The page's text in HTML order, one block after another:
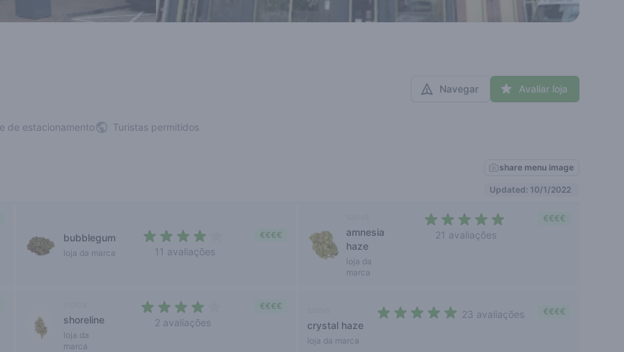
de estacionamento Turistas permitidos
Navegar Avaliar loja
share menu image
Updated: 10/1/2022
bubblegum
loja da marca 11 avaliações
€€€€
amnesia
haze
loja da
marca
21 avaliações
€€€€
shoreline
loja da
marca
2 avaliações
€€€€
crystal haze
loja da marca
23 avaliações €€€€